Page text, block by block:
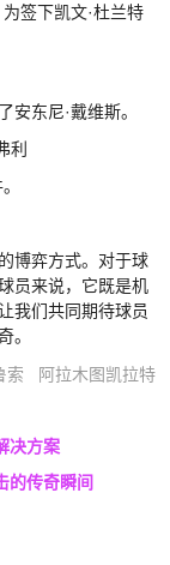
签下凯文·杜兰特
东尼·戴维斯。
利
博弈方式。对于球
员来说，它既是机
我们共同期待球员
。
索
阿拉木图凯拉特
决方案
的传奇瞬间